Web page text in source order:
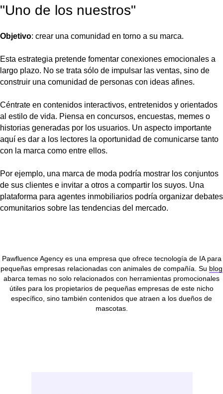
"Uno de los nuestros"
Objetivo: crear una comunidad en torno a su marca.
Esta estrategia pretende fomentar conexiones emocionales a
largo plazo. No se trata sólo de impulsar las ventas, sino de
construir una comunidad de personas con ideas afines.
Céntrate en contenidos interactivos, entretenidos y orientados
al estilo de vida. Piensa en concursos, encuestas, memes o
historias generadas por los usuarios. Un aspecto importante
aquí es dar a los lectores la oportunidad de comunicarse tanto
con la marca como entre ellos.
Por ejemplo, una marca de moda podría mostrar los conjuntos
de sus clientes e invitar a otros a compartir los suyos. Una
plataforma para agentes inmobiliarios podría organizar debates
comunitarios sobre las tendencias del mercado.
Pawfluence Agency es una empresa que ofrece tecnología de IA para
pequeñas empresas relacionadas con animales de compañía. Su blog
abarca temas no solo relacionados con herramientas promocionales
útiles para los propietarios de pequeñas empresas de este nicho
específico, sino también contenidos que atraen a los dueños de
mascotas.